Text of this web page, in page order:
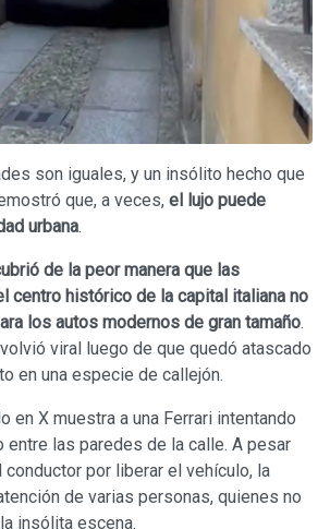
son iguales, y un insólito hecho que
que, a veces, el lujo puede
urbana.
de la peor manera que las
centro histórico de la capital italiana no
los autos modernos de gran tamaño.
viral luego de que quedó atascado
en una especie de callejón.
en X muestra a una Ferrari intentando
entre las paredes de la calle. A pesar
por liberar el vehículo, la
de varias personas, quienes no
insólita escena.